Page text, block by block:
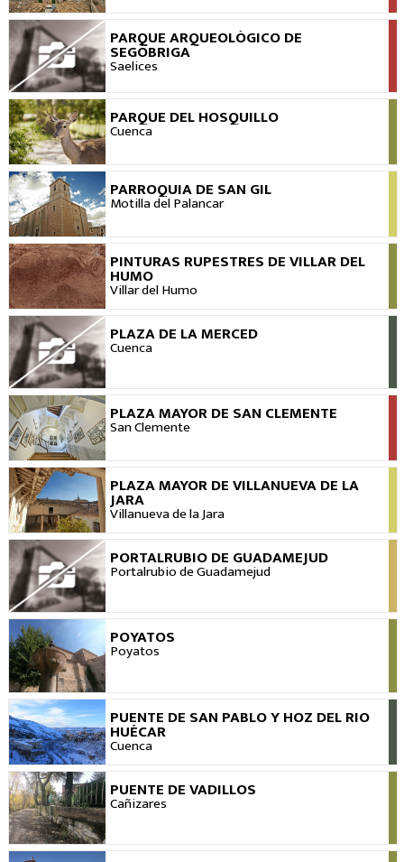
PARQUE ARQUEOLÓGICO DE
SEGÓBRIGA
Saelices
VER
PARQUE DEL HOSQUILLO
Cuenca VER
PARROQUIA DE SAN GIL
Motilla del Palancar
VER
PINTURAS RUPESTRES DE VILLAR DEL
HUMO
Villar del Humo
VER
PLAZA DE LA MERCED
Cuenca VER
PLAZA MAYOR DE SAN CLEMENTE
San ClementeVER
PLAZA MAYOR DE VILLANUEVA DE LA
JARA
Villanueva de la Jara
VER
PORTALRUBIO DE GUADAMEJUD
Portalrubio de Guadamejud
VER
POYATOS
Poyatos
PUENTE DE SAN PABLO Y HOZ DEL RIO
HUÉCAR
Cuenca
VER
PUENTE DE VADILLOS
Cañizares VER